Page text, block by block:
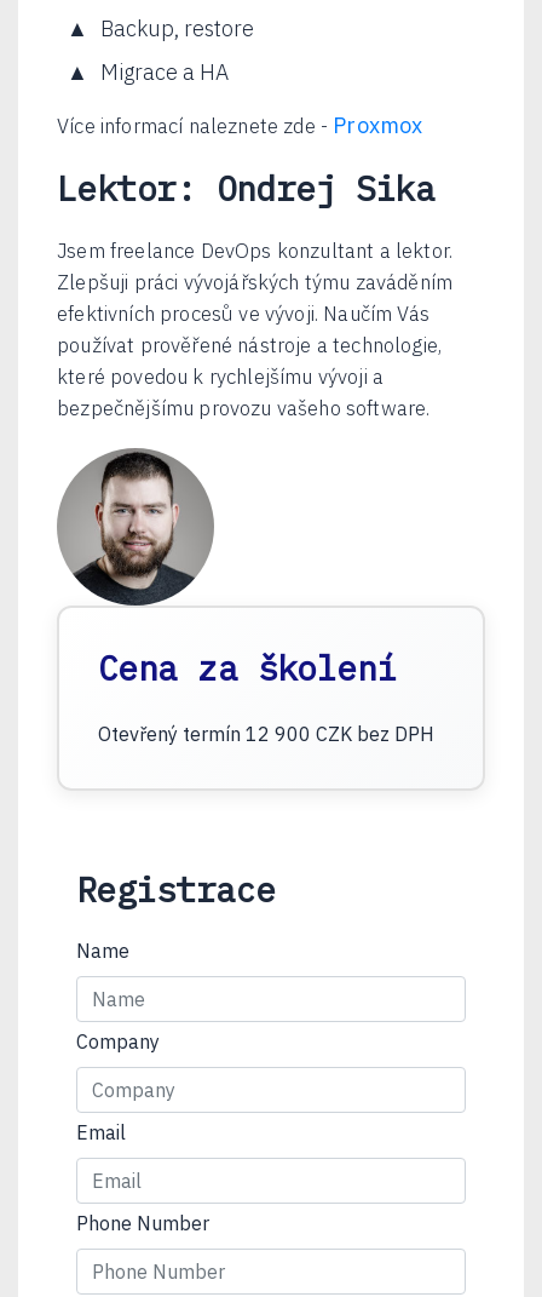
Backup, restore
Migrace a HA
Více informací naleznete zde - Proxmox
Lektor: Ondrej Sika
Jsem freelance DevOps konzultant a lektor.
Zlepšuji práci vývojářských týmu zaváděním
efektivních procesů ve vývoji. Naučím Vás
používat prověřené nástroje a technologie,
které povedou k rychlejšímu vývoji a
bezpečnějšímu provozu vašeho software.
Cena za školení
Otevřený termín 12 900 CZK bez DPH
Registrace
Name
Company
Email
Phone Number